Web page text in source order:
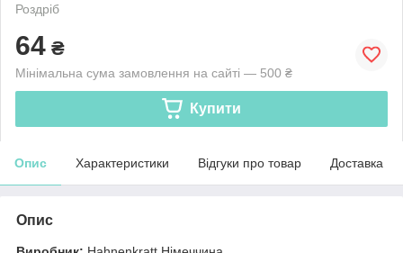
Роздріб
64 ₴
Мінімальна сума замовлення на сайті — 500 ₴
Купити
Опис Характеристики Відгуки про товар Доставка
Опис